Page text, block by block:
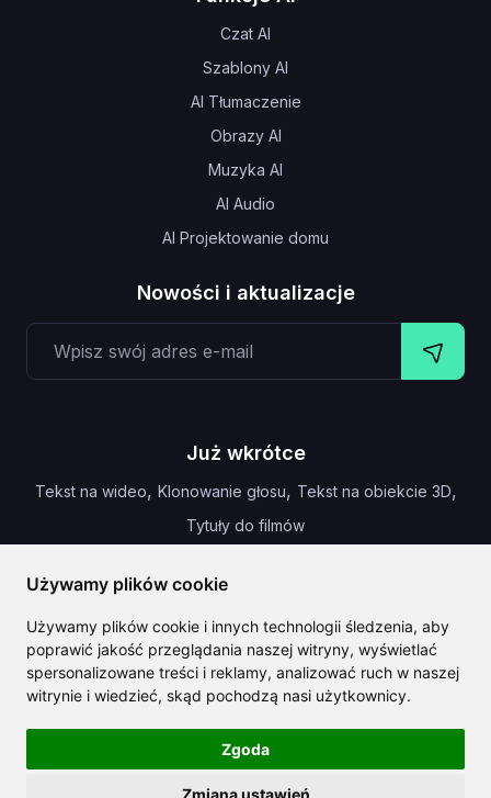
Używamy plików cookie
Używamy plików cookie i innych technologii śledzenia, aby
poprawić jakość przeglądania naszej witryny, wyświetlać
spersonalizowane treści i reklamy, analizować ruch w naszej
witrynie i wiedzieć, skąd pochodzą nasi użytkownicy.
Zgoda
Zmiana ustawień
Czat AI
Szablony AI
AI Tłumaczenie
Obrazy AI
Muzyka AI
AI Audio
AI Projektowanie domu
Nowości i aktualizacje
Już wkrótce
Tekst na wideo, Klonowanie głosu, Tekst na obiekcie 3D,
Tytuły do filmów
CLAILA łączy wszystkie najlepsze funkcje AI dostępne na
całym świecie